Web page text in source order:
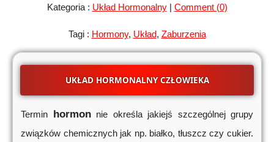
Kategoria : Układ Hormonalny| Comment (0)
Tagi : Hormony, Układ, Zaburzenia
UKŁAD HORMONALNY CZŁOWIEKA
Termin hormonnie określa jakiejś szczególnej grupy
związków chemicznych jak np. białko, tłuszcz czy cukier.